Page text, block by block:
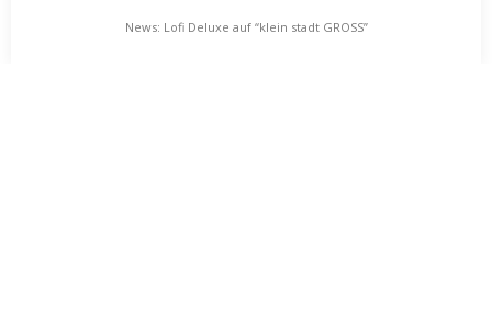
News: Lofi Deluxe auf “klein stadt GROSS”